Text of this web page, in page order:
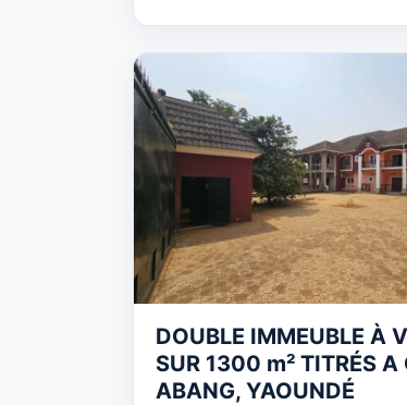
DOUBLE IMMEUBLE À
SUR 1300 m² TITRÉS A
ABANG, YAOUNDÉ